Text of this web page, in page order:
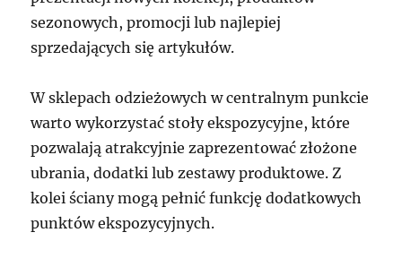
sezonowych, promocji lub najlepiej
sprzedających się artykułów.
W sklepach odzieżowych w centralnym punkcie
warto wykorzystać stoły ekspozycyjne, które
pozwalają atrakcyjnie zaprezentować złożone
ubrania, dodatki lub zestawy produktowe. Z
kolei ściany mogą pełnić funkcję dodatkowych
punktów ekspozycyjnych.